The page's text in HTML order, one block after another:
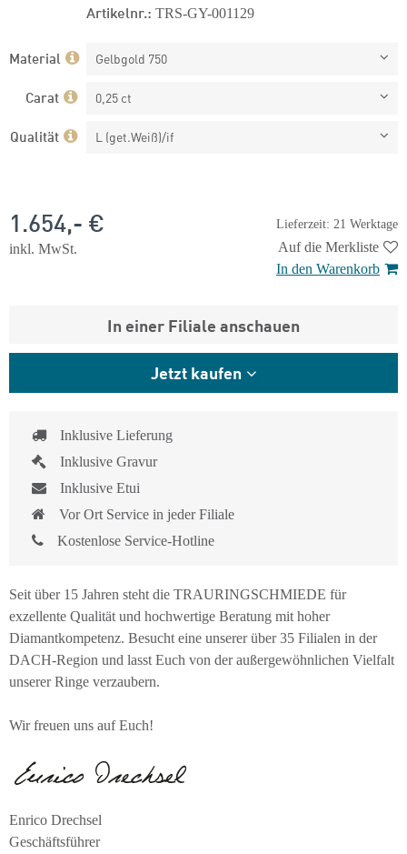
Artikelnr.: TRS-GY-001129
Material Gelbgold 750
Carat 0,25 ct
Qualität L (get.Weiß)/if
Lieferzeit: 21 Werktage
1.654,- €
inkl. MwSt.
Auf die Merkliste
In den Warenkorb
In einer Filiale anschauen
Jetzt kaufen
Inklusive Lieferung
Inklusive Gravur
Inklusive Etui
Vor Ort Service in jeder Filiale
Kostenlose Service-Hotline
Seit über 15 Jahren steht die TRAURINGSCHMIEDE für
exzellente Qualität und hochwertige Beratung mit hoher
Diamantkompetenz. Besucht eine unserer über 35 Filialen in der
DACH-Region und lasst Euch von der außergewöhnlichen Vielfalt
unserer Ringe verzaubern.
Wir freuen uns auf Euch!
Enrico Drechsel
Geschäftsführer